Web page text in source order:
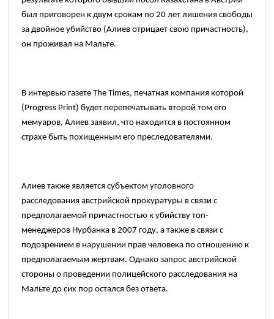
был приговорен к двум срокам по 20 лет лишения свободы
за двойное убийство (Алиев отрицает свою причастность),
он проживал на Мальте.
В интервью газете The Times, печатная компания которой
(Progress Print) будет перепечатывать второй том его
мемуаров, Алиев заявил, что находится в постоянном
страхе быть похищенным его преследователями.
Алиев также является субъектом уголовного
расследования австрийской прокуратуры в связи с
предполагаемой причастностью к убийству топ-
менеджеров Нурбанка в 2007 году, а также в связи с
подозрением в нарушении прав человека по отношению к
предполагаемым жертвам. Однако запрос австрийской
стороны о проведении полицейского расследования на
Мальте до сих пор остался без ответа.